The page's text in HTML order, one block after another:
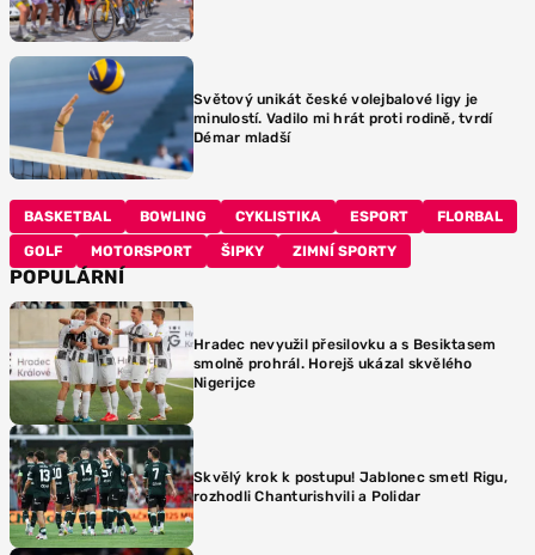
Světový unikát české volejbalové ligy je
minulostí. Vadilo mi hrát proti rodině, tvrdí
Démar mladší
BASKETBAL BOWLING CYKLISTIKA ESPORT FLORBAL
GOLF MOTORSPORT ŠIPKY ZIMNÍ SPORTY
POPULÁRNÍ
Hradec nevyužil přesilovku a s Besiktasem
smolně prohrál. Horejš ukázal skvělého
Nigerijce
Skvělý krok k postupu! Jablonec smetl Rigu,
rozhodli Chanturishvili a Polidar